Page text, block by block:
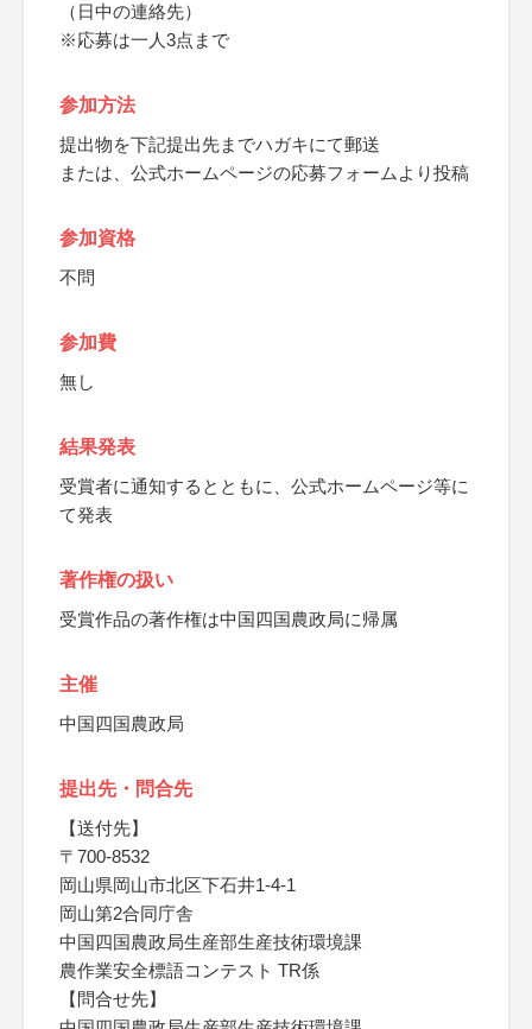
（日中の連絡先）
※応募は一人3点まで
参加方法
提出物を下記提出先までハガキにて郵送
または、公式ホームページの応募フォームより投稿
参加資格
不問
参加費
無し
結果発表
受賞者に通知するとともに、公式ホームページ等に
て発表
著作権の扱い
受賞作品の著作権は中国四国農政局に帰属
主催
中国四国農政局
提出先・問合先
【送付先】
〒700-8532
岡山県岡山市北区下石井1-4-1
岡山第2合同庁舎
中国四国農政局生産部生産技術環境課
農作業安全標語コンテスト TR係
【問合せ先】